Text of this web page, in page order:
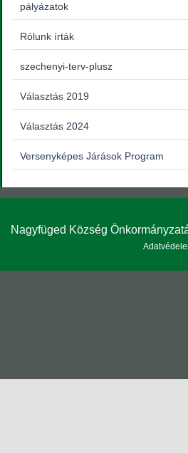
pályázatok
Rólunk írták
szechenyi-terv-plusz
Választás 2019
Választás 2024
Versenyképes Járások Program
Nagyfüged Község